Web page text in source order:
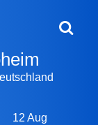
12 Aug